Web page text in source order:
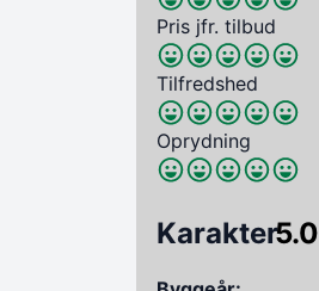
Pris jfr. tilbud
Tilfredshed
Oprydning
Karakter5.0